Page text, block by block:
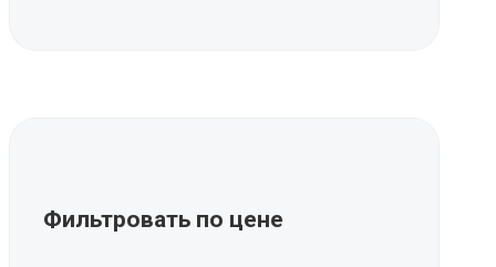
Фильтровать по цене